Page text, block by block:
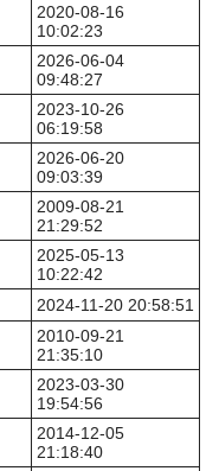
2020-08-16
10:02:23
2026-06-04
09:48:27
2023-10-26
06:19:58
2026-06-20
09:03:39
2009-08-21
21:29:52
2025-05-13
10:22:42
2024-11-20 20:58:51
2010-09-21
21:35:10
2023-03-30
19:54:56
2014-12-05
21:18:40